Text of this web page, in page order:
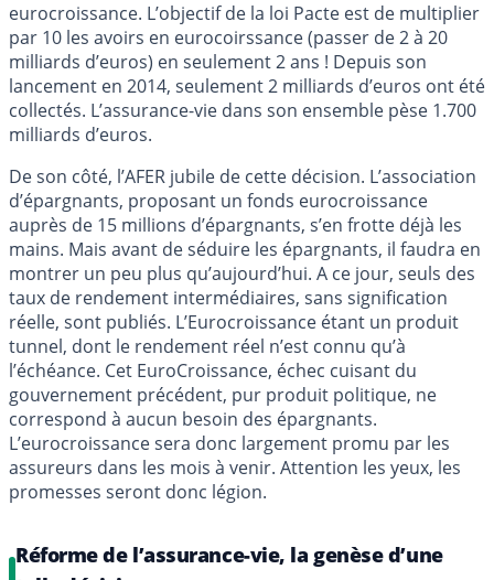
eurocroissance. L’objectif de la loi Pacte est de multiplier
par 10 les avoirs en eurocoirssance (passer de 2 à 20
milliards d’euros) en seulement 2 ans ! Depuis son
lancement en 2014, seulement 2 milliards d’euros ont été
collectés. L’assurance-vie dans son ensemble pèse 1.700
milliards d’euros.
De son côté, l’AFER jubile de cette décision. L’association
d’épargnants, proposant un fonds eurocroissance
auprès de 15 millions d’épargnants, s’en frotte déjà les
mains. Mais avant de séduire les épargnants, il faudra en
montrer un peu plus qu’aujourd’hui. A ce jour, seuls des
taux de rendement intermédiaires, sans signification
réelle, sont publiés. L’Eurocroissance étant un produit
tunnel, dont le rendement réel n’est connu qu’à
l’échéance. Cet EuroCroissance, échec cuisant du
gouvernement précédent, pur produit politique, ne
correspond à aucun besoin des épargnants.
L’eurocroissance sera donc largement promu par les
assureurs dans les mois à venir. Attention les yeux, les
promesses seront donc légion.
Réforme de l’assurance-vie, la genèse d’une